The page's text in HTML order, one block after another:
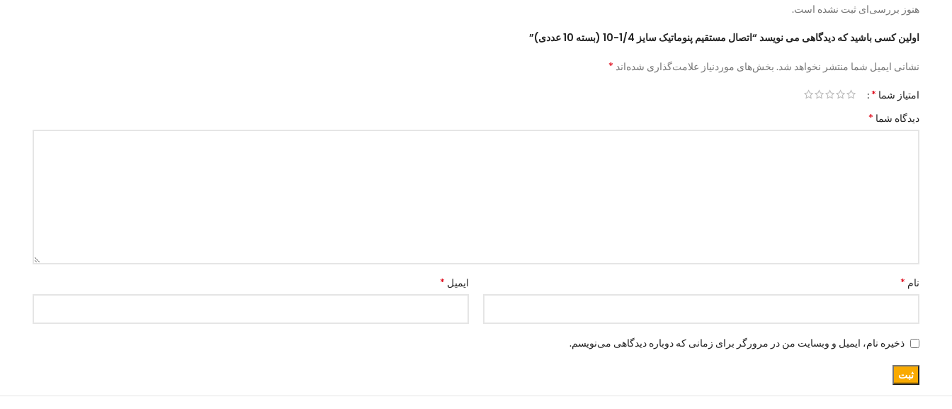
هنوز بررسی‌ای ثبت نشده است.
اولین کسی باشید که دیدگاهی می نویسد “اتصال مستقیم پنوماتیک سایز 1/4-10 (بسته 10 عددی)”
نشانی ایمیل شما منتشر نخواهد شد. بخش‌های موردنیاز علامت‌گذاری شده‌اند *
امتیاز شما *
دیدگاه شما *
نام * ایمیل *
ذخیره نام، ایمیل و وبسایت من در مرورگر برای زمانی که دوباره دیدگاهی می‌نویسم.